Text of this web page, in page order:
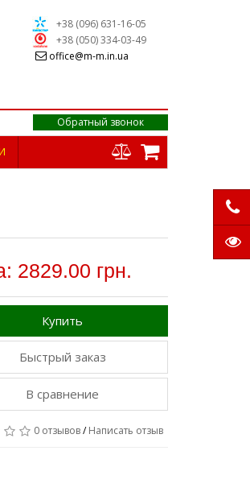
+38 (096) 631-16-05
+38 (050) 334-03-49
office@m-m.in.ua
Обратный звонок
2829.00 грн.
Купить
Быстрый заказ
В сравнение
0 отзывов/Написать отзыв